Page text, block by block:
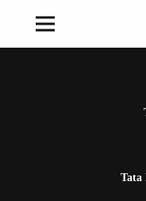
Tata